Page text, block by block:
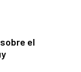
el